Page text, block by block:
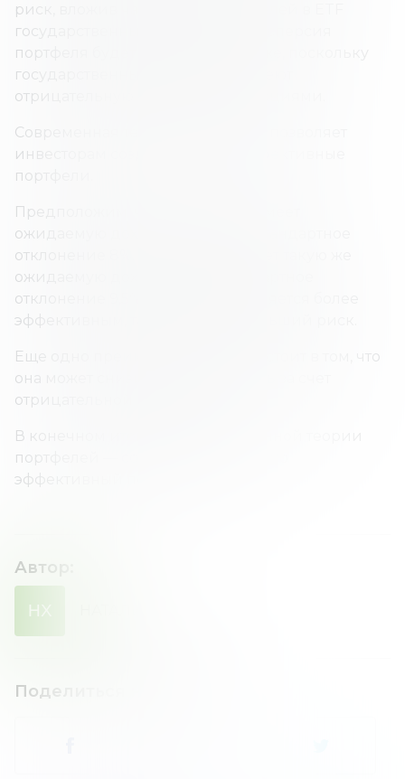
риск, вложив часть своих портфелей в ETF
государственных облигаций. Дисперсия
портфеля будет значительно ниже, поскольку
государственные облигации имеют
отрицательную корреляцию с акциями.
Современная теория портфелей позволяет
инвесторам создавать более эффективные
портфели.
Предположим, что портфель A имеет
ожидаемую доходность 8,5% и стандартное
отклонение 8%. Портфель B имеет такую же
ожидаемую доходность и стандартное
отклонение 9,5%. Портфель A является более
эффективным, так как имеет меньший риск.
Еще одно преимущество MPT состоит в том, что
она может снизить волатильность за счет
отрицательной корреляции.
В конечном итоге цель современной теории
портфелей — создать максимально
эффективный портфель.
Автор
НХ
Поделиться новостью